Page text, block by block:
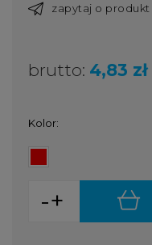
zapytaj o produkt
brutto: 4,83 zł
Kolor:
+
-